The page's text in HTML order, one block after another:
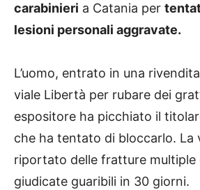
carabinieri a Catania per
lesioni personali aggravate.
L’uomo, entrato in una
viale Libertà per rubare dei
espositore ha picchiato il
che ha tentato di bloccarlo. La
riportato delle fratture multiple
giudicate guaribili in 30 giorni.